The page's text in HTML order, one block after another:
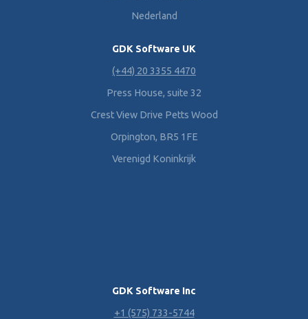
Nederland
GDK Software UK
(+44) 20 3355 4470
Press House, suite 32
Crest View Drive Petts Wood
Orpington, BR5 1FE
Verenigd Koninkrijk
GDK Software Inc
+1 (575) 733-5744